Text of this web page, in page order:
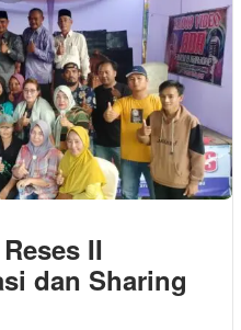
II
dan Sharing